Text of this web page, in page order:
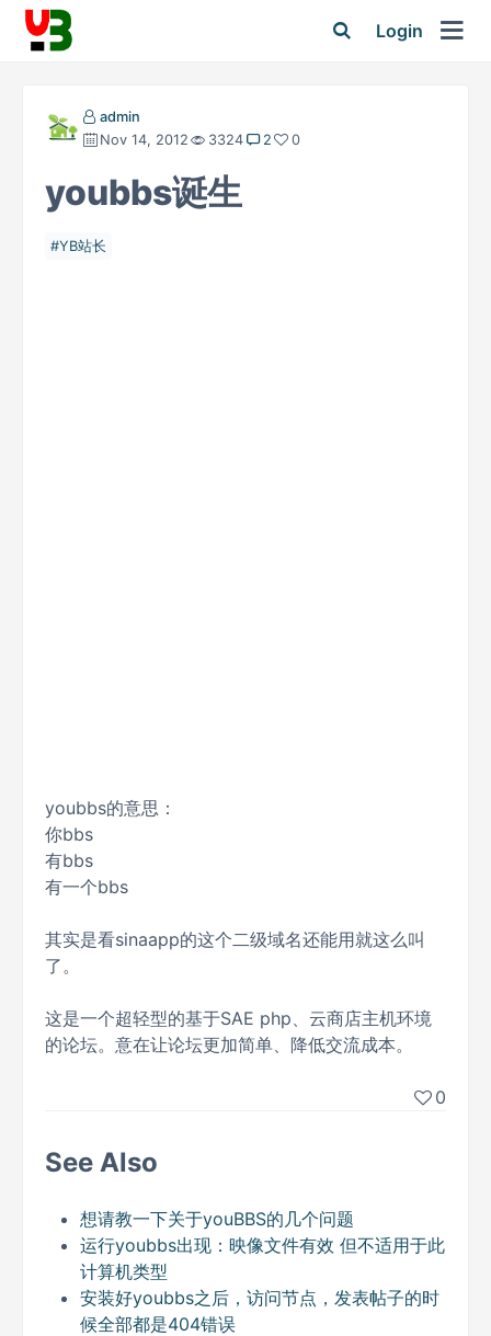
Login
admin
Nov 14, 2012
3324 2 0
youbbs诞生
YB站长
youbbs的意思：
你bbs
有bbs
有一个bbs
其实是看sinaapp的这个二级域名还能用就这么叫
了。
这是一个超轻型的基于SAE php、云商店主机环境
的论坛。意在让论坛更加简单、降低交流成本。
0
See Also
想请教一下关于youBBS的几个问题
运行youbbs出现：映像文件有效 但不适用于此
计算机类型
安装好youbbs之后，访问节点，发表帖子的时
候全部都是404错误